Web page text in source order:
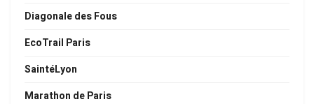
Diagonale des Fous
EcoTrail Paris
SaintéLyon
Marathon de Paris